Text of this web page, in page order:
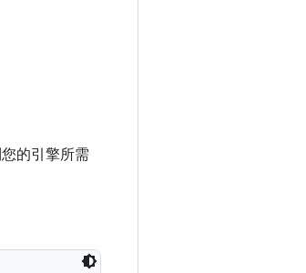
的引擎所需